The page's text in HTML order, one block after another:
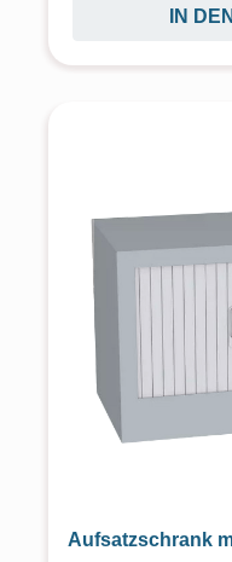
IN
Aufsatzschrank